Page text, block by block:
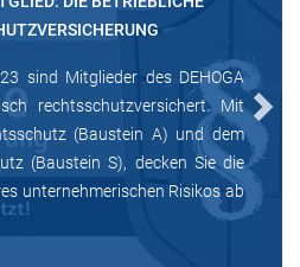
sind Mitglieder des DEHOGA
rechtsschutzversichert. Mit
(Baustein A) und dem
(Baustein S), decken Sie die
unternehmerischen Risikos ab
Next